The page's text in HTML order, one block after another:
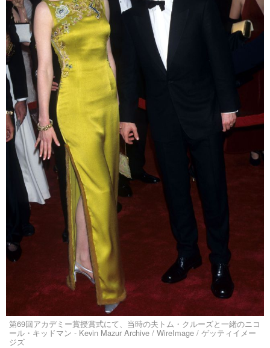
第69回アカデミー賞授賞式にて、当時の夫トム・クルーズと一緒のニコ
ール・キッドマン - Kevin Mazur Archive / WireImage / ゲッティイメー
ジズ